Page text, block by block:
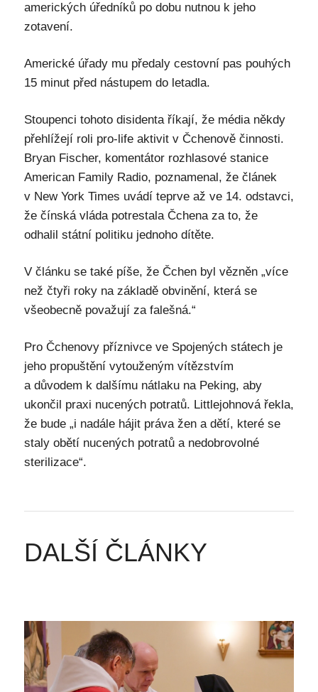
amerických úředníků po dobu nutnou k jeho
zotavení.
Americké úřady mu předaly cestovní pas pouhých
15 minut před nástupem do letadla.
Stoupenci tohoto disidenta říkají, že média někdy
přehlížejí roli pro-life aktivit v Čchenově činnosti.
Bryan Fischer, komentátor rozhlasové stanice
American Family Radio, poznamenal, že článek
v New York Times uvádí teprve až ve 14. odstavci,
že čínská vláda potrestala Čchena za to, že
odhalil státní politiku jednoho dítěte.
V článku se také píše, že Čchen byl vězněn „více
než čtyři roky na základě obvinění, která se
všeobecně považují za falešná.“
Pro Čchenovy příznivce ve Spojených státech je
jeho propuštění vytouženým vítězstvím
a důvodem k dalšímu nátlaku na Peking, aby
ukončil praxi nucených potratů. Littlejohnová řekla,
že bude „i nadále hájit práva žen a dětí, které se
staly obětí nucených potratů a nedobrovolné
sterilizace“.
DALŠÍ ČLÁNKY